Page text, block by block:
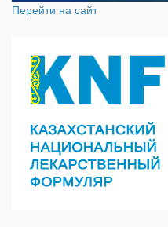
Перейти на сайт